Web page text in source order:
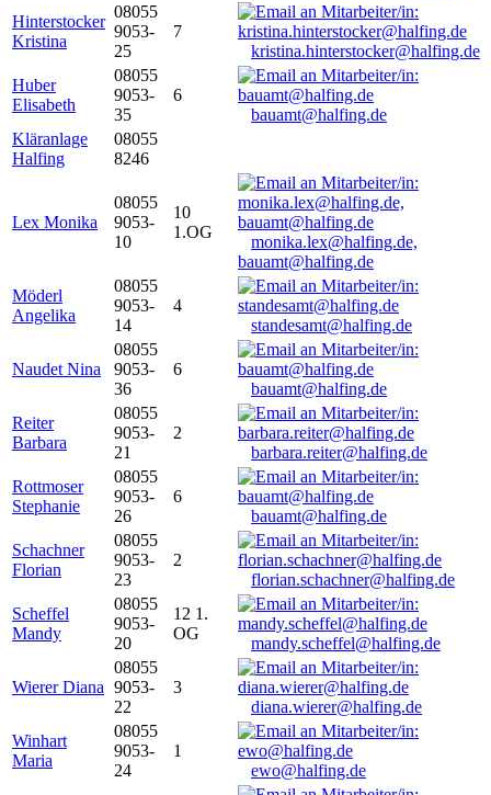
Hinterstocker
Kristina
08055
9053-
25
7
kristina.hinterstocker@halfing.de
Huber
Elisabeth
08055
9053-
35
6
bauamt@halfing.de
Kläranlage
Halfing
08055
8246
Lex Monika
08055
9053-
10
10
1.OG
monika.lex@halfing.de,
bauamt@halfing.de
Möderl
Angelika
08055
9053-
14
4
standesamt@halfing.de
Naudet Nina
08055
9053-
36
6
bauamt@halfing.de
Reiter
Barbara
08055
9053-
21
2
barbara.reiter@halfing.de
Rottmoser
Stephanie
08055
9053-
26
6
bauamt@halfing.de
Schachner
Florian
08055
9053-
23
2
florian.schachner@halfing.de
Scheffel
Mandy
08055
9053-
20
12 1.
OG
mandy.scheffel@halfing.de
Wierer Diana
08055
9053-
22
3
diana.wierer@halfing.de
Winhart
Maria
08055
9053-
24
1
ewo@halfing.de